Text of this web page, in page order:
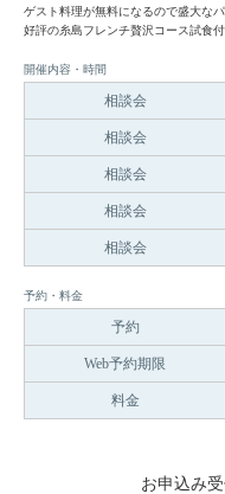
ゲスト料理が無料になるので盛大な
好評の糸島フレンチ贅沢コース試食
開催内容・時間
相談会
相談会
相談会
相談会
相談会
予約・料金
予約
Web予約期限
料金
お申込み